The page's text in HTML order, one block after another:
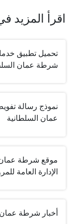
اقرأ المزيد
تحميل تطبيق
شرطة عمان
نموذج رسالة
عمان السلطانية
موقع شرطة عمان
الإدارة العامة
أخبار شرطة عمان